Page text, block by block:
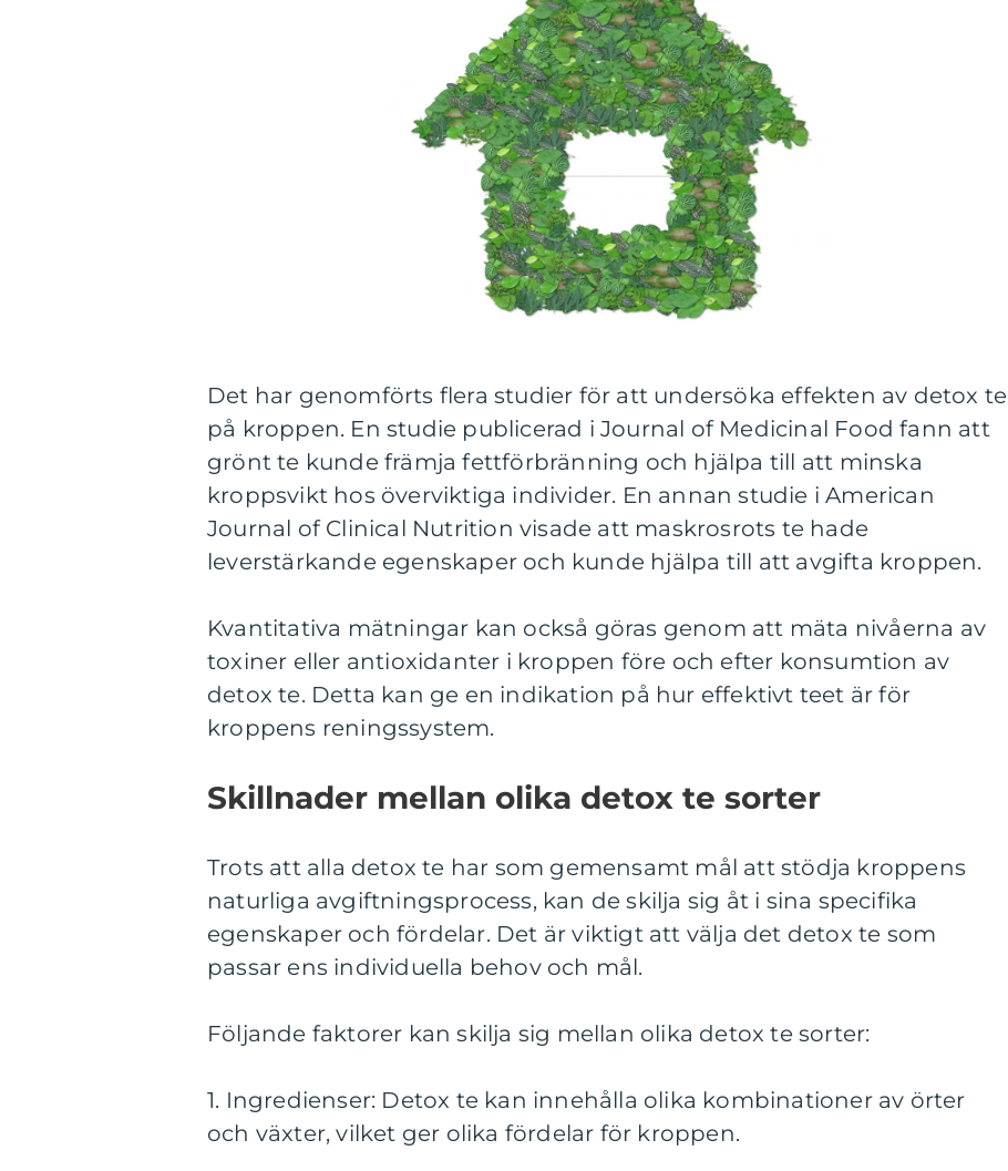
Det har genomförts flera studier för att undersöka effekten av detox te
på kroppen. En studie publicerad i Journal of Medicinal Food fann att
grönt te kunde främja fettförbränning och hjälpa till att minska
kroppsvikt hos överviktiga individer. En annan studie i American
Journal of Clinical Nutrition visade att maskrosrots te hade
leverstärkande egenskaper och kunde hjälpa till att avgifta kroppen.
Kvantitativa mätningar kan också göras genom att mäta nivåerna av
toxiner eller antioxidanter i kroppen före och efter konsumtion av
detox te. Detta kan ge en indikation på hur effektivt teet är för
kroppens reningssystem.
Skillnader mellan olika detox te sorter
Trots att alla detox te har som gemensamt mål att stödja kroppens
naturliga avgiftningsprocess, kan de skilja sig åt i sina specifika
egenskaper och fördelar. Det är viktigt att välja det detox te som
passar ens individuella behov och mål.
Följande faktorer kan skilja sig mellan olika detox te sorter:
1. Ingredienser: Detox te kan innehålla olika kombinationer av örter
och växter, vilket ger olika fördelar för kroppen.